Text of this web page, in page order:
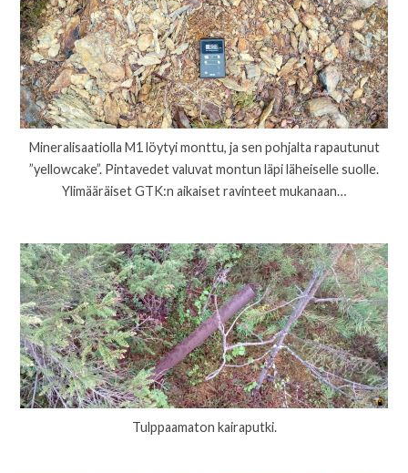
Mineralisaatiolla M1 löytyi monttu, ja sen pohjalta rapautunut
”yellowcake”. Pintavedet valuvat montun läpi läheiselle suolle.
Ylimääräiset GTK:n aikaiset ravinteet mukanaan…
Tulppaamaton kairaputki.